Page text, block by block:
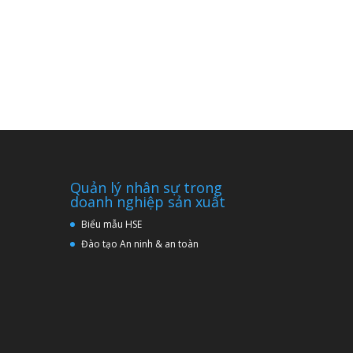
Quản lý nhân sự trong
doanh nghiệp sản xuất
Biểu mẫu HSE
Đào tạo An ninh & an toàn